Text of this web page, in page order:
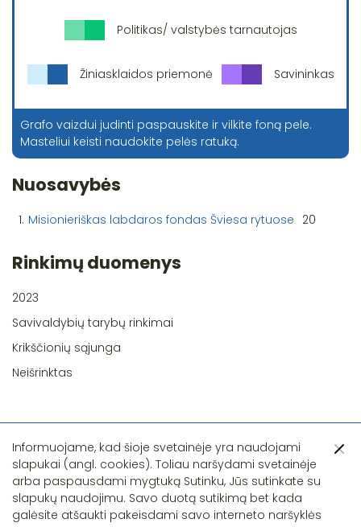
Politikas/ valstybės tarnautojas
Žiniasklaidos priemonė Savininkas
Grafo vaizdui judinti paspauskite ir vilkite foną pele.
Masteliui keisti naudokite pelės ratuką.
Nuosavybės
1. Misionieriškas labdaros fondas Šviesa rytuose 20
Rinkimų duomenys
2023
Savivaldybių tarybų rinkimai
Krikščionių sąjunga
Neišrinktas
Pastebėjote klaidą?
Informuojame, kad šioje svetainėje yra naudojami
slapukai (angl. cookies). Toliau naršydami svetainėje
arba paspausdami mygtuką Sutinku, Jūs sutinkate su
slapukų naudojimu. Savo duotą sutikimą bet kada
galėsite atšaukti pakeisdami savo interneto naršyklės